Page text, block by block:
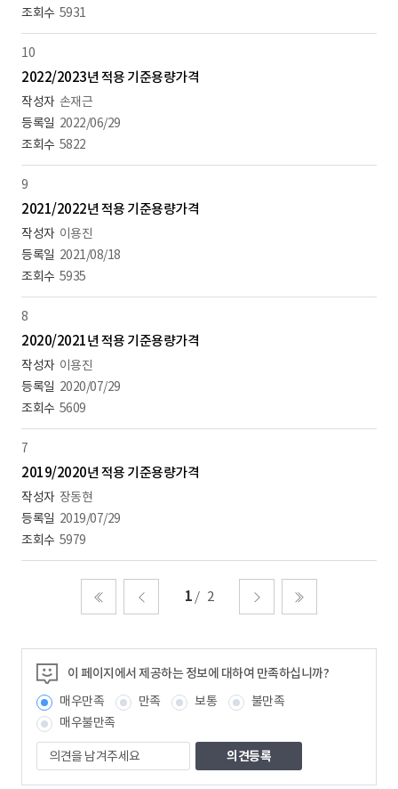
5931
10
2022/2023년 적용 기준용량가격
손재근
2022/06/29
5822
9
2021/2022년 적용 기준용량가격
이용진
2021/08/18
5935
8
2020/2021년 적용 기준용량가격
이용진
2020/07/29
5609
7
2019/2020년 적용 기준용량가격
장동현
2019/07/29
5979
1 2
이 페이지에서 제공하는 정보에 대하여 만족하십니까?
매우만족
만족 보통
불만족
매우불만족
의
견
을